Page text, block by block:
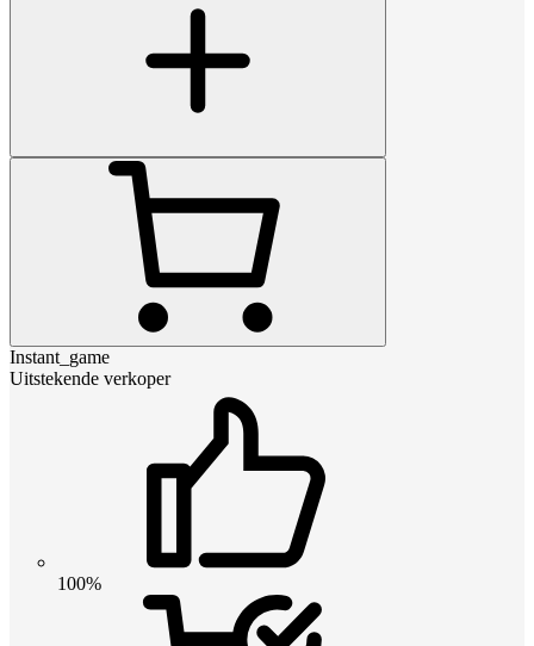
Instant_game
Uitstekende verkoper
100%